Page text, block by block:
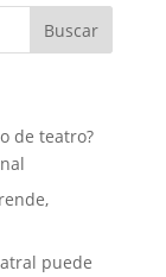
de teatro?
puede